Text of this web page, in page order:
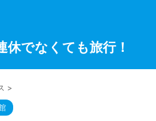
休でなくても旅行！
>